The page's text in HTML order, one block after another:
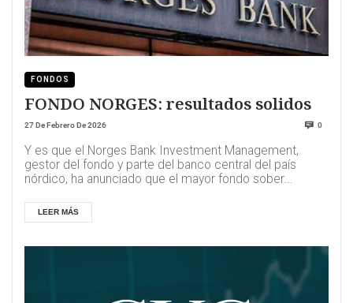
FONDOS
FONDO NORGES: resultados solidos
27 De Febrero De 2026 0
Y es que el Norges Bank Investment Management,
gestor del fondo y parte del banco central del país
nórdico, ha anunciado que el mayor fondo sober...
LEER MÁS